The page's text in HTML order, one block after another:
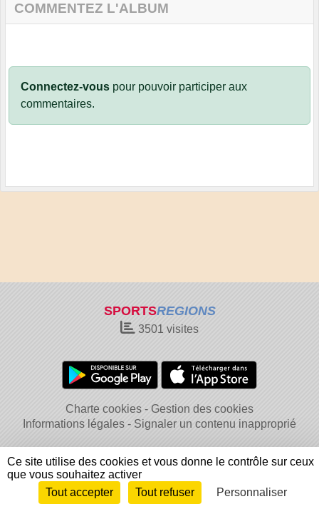
COMMENTEZ L'ALBUM
Connectez-vous pour pouvoir participer aux
commentaires.
SPORTSREGIONS
3501 visites
Charte cookies
Gestion des cookies
Informations légales
Signaler un contenu inapproprié
Envie de participer ? Connexion
Ce site utilise des cookies et vous donne le contrôle sur ceux
que vous souhaitez activer
Tout accepter
Tout refuser Personnaliser